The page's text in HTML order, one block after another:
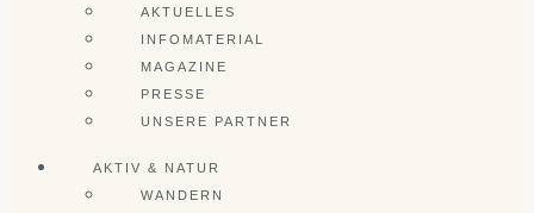
AKTUELLES
INFOMATERIAL
MAGAZINE
PRESSE
UNSERE PARTNER
AKTIV & NATUR
WANDERN